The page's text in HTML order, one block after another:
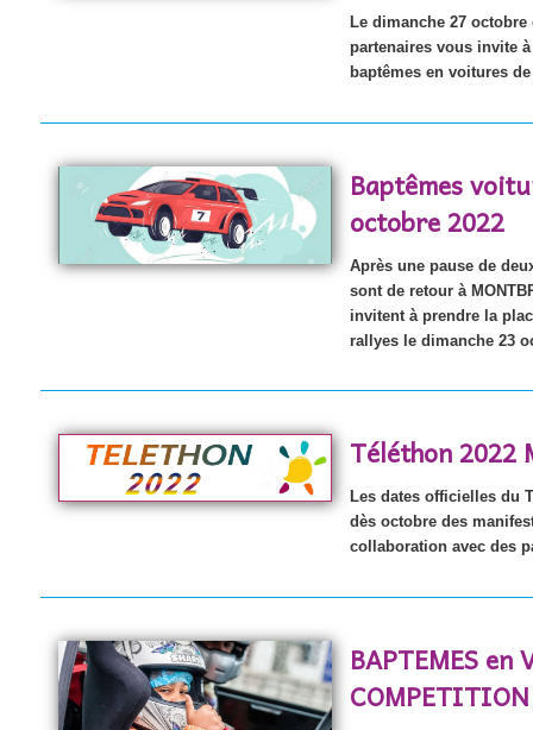
Le dimanche 27 octobre
partenaires vous invite
baptêmes en voitures
Baptêmes
octobre 2022
Après une pause de
sont de retour à
invitent à prendre la
rallyes le dimanche 23
Téléthon 2022
Les dates officielles du
dès octobre des
collaboration avec des
BAPTEMES en